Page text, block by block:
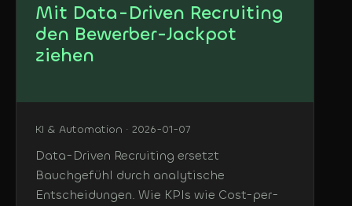
Mit Data-Driven Recruiting
den Bewerber-Jackpot
ziehen
KI & Automation · 2026-01-07
Data-Driven Recruiting ersetzt
Bauchgefühl durch analytische
Entscheidungen. Wie KPIs wie Cost-per-